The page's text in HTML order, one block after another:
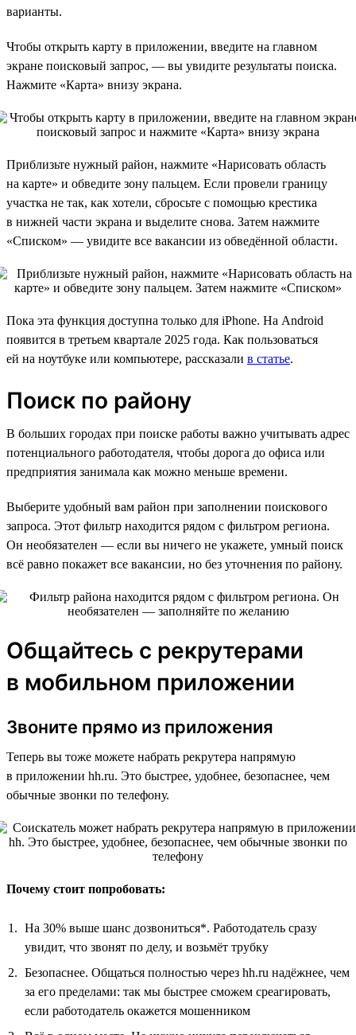
варианты.
Чтобы открыть карту в приложении, введите на главном
экране поисковый запрос, — вы увидите результаты поиска.
Нажмите «Карта» внизу экрана.
Приблизьте нужный район, нажмите «Нарисовать область
на карте» и обведите зону пальцем. Если провели границу
участка не так, как хотели, сбросьте с помощью крестика
в нижней части экрана и выделите снова. Затем нажмите
«Списком» — увидите все вакансии из обведённой области.
Пока эта функция доступна только для iPhone. На Android
появится в третьем квартале 2025 года. Как пользоваться
ей на ноутбуке или компьютере, рассказали в статье.
Поиск по району
В больших городах при поиске работы важно учитывать адрес
потенциального работодателя, чтобы дорога до офиса или
предприятия занимала как можно меньше времени.
Выберите удобный вам район при заполнении поискового
запроса. Этот фильтр находится рядом с фильтром региона.
Он необязателен — если вы ничего не укажете, умный поиск
всё равно покажет все вакансии, но без уточнения по району.
Общайтесь с рекрутерами
в мобильном приложении
Звоните прямо из приложения
Теперь вы тоже можете набрать рекрутера напрямую
в приложении hh.ru. Это быстрее, удобнее, безопаснее, чем
обычные звонки по телефону.
Почему стоит попробовать:
На 30% выше шанс дозвониться*. Работодатель сразу
увидит, что звонят по делу, и возьмёт трубку
Безопаснее. Общаться полностью через hh.ru надёжнее, чем
за его пределами: так мы быстрее сможем среагировать,
если работодатель окажется мошенником